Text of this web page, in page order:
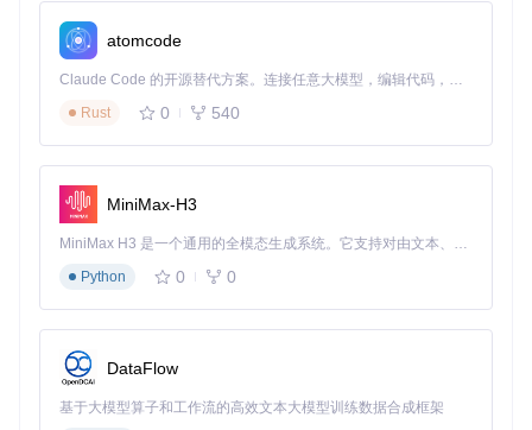
atomcode
Claude Code 的开源替代方案。连接任意大模型，编辑代码，运行命令，自动验证 — 全自动执行。用 Rust 构建，极致性能。 ｜ An open-source alternative to Claude Code. Connect any LLM, edit code, run commands, and verify changes — autonomously. Built in Rust for speed. Get Started
Rust
0 540
MiniMax-H3
MiniMax H3 是一个通用的全模态生成系统。它支持对由文本、图像、视频和音频组成的多模态上下文进行统一理解，并能生成分辨率高达 2K、时长可达 15 秒的带原生立体声音频的视频。得益于面向任务泛化的系统设计，H3 在预训练阶段就已具备广泛的多模态上下文理解与生成能力，能够出色地执行复杂的多模态指令。
Python
0 0
DataFlow
基于大模型算子和工作流的高效文本大模型训练数据合成框架